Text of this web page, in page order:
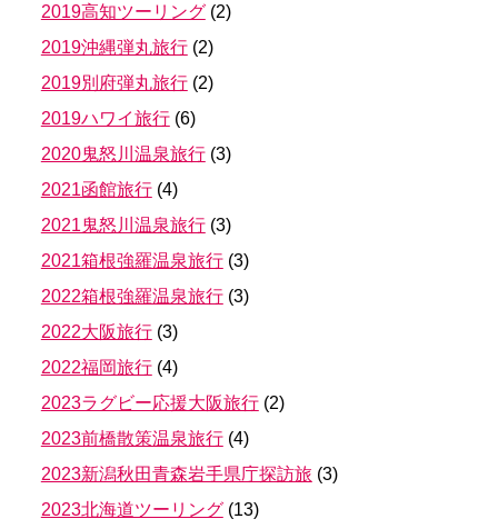
2019高知ツーリング (2)
2019沖縄弾丸旅行 (2)
2019別府弾丸旅行 (2)
2019ハワイ旅行 (6)
2020鬼怒川温泉旅行 (3)
2021函館旅行 (4)
2021鬼怒川温泉旅行 (3)
2021箱根強羅温泉旅行 (3)
2022箱根強羅温泉旅行 (3)
2022大阪旅行 (3)
2022福岡旅行 (4)
2023ラグビー応援大阪旅行 (2)
2023前橋散策温泉旅行 (4)
2023新潟秋田青森岩手県庁探訪旅 (3)
2023北海道ツーリング (13)